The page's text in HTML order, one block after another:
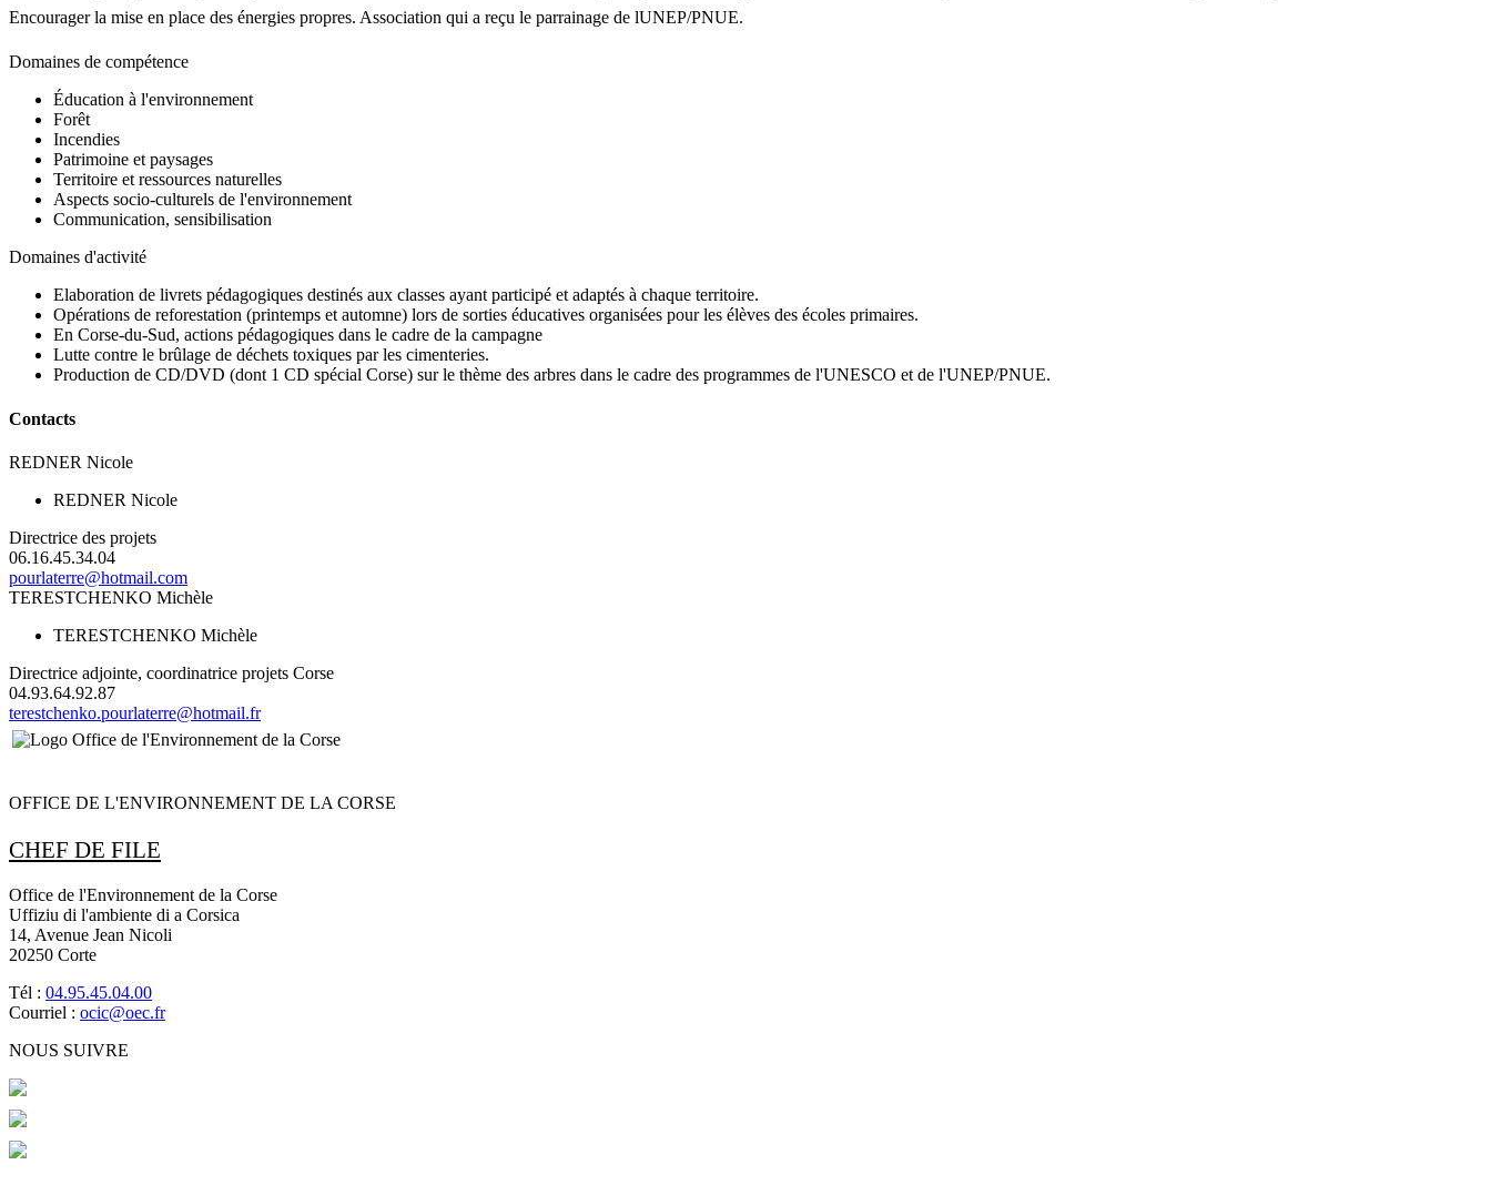
Encourager la mise en place des énergies propres. Association qui a reçu le parrainage de lUNEP/PNUE.
Domaines de compétence
Éducation à l'environnement
Forêt
Incendies
Patrimoine et paysages
Territoire et ressources naturelles
Aspects socio-culturels de l'environnement
Communication, sensibilisation
Domaines d'activité
Elaboration de livrets pédagogiques destinés aux classes ayant participé et adaptés à chaque territoire.
Opérations de reforestation (printemps et automne) lors de sorties éducatives organisées pour les élèves des écoles primaires.
En Corse-du-Sud, actions pédagogiques dans le cadre de la campagne
Lutte contre le brûlage de déchets toxiques par les cimenteries.
Production de CD/DVD (dont 1 CD spécial Corse) sur le thème des arbres dans le cadre des programmes de l'UNESCO et de l'UNEP/PNUE.
Contacts
REDNER Nicole
REDNER Nicole
Directrice des projets
06.16.45.34.04
pourlaterre@hotmail.com
TERESTCHENKO Michèle
TERESTCHENKO Michèle
Directrice adjointe, coordinatrice projets Corse
04.93.64.92.87
terestchenko.pourlaterre@hotmail.fr
OFFICE DE L'ENVIRONNEMENT DE LA CORSE
CHEF DE FILE
Office de l'Environnement de la Corse
Uffiziu di l'ambiente di a Corsica
14, Avenue Jean Nicoli
20250 Corte
Tél : 04.95.45.04.00
Courriel : ocic@oec.fr
NOUS SUIVRE